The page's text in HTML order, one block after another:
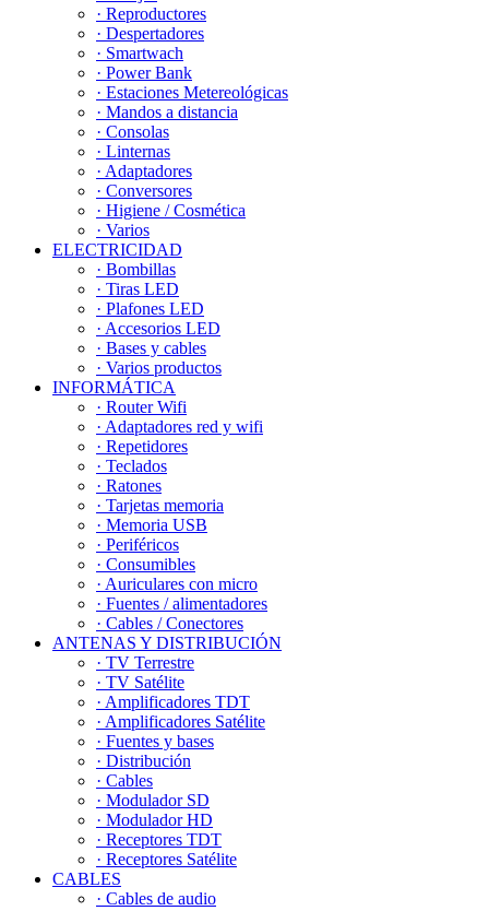
· Reproductores
· Despertadores
· Smartwach
· Power Bank
· Estaciones Metereológicas
· Mandos a distancia
· Consolas
· Linternas
· Adaptadores
· Conversores
· Higiene / Cosmética
· Varios
ELECTRICIDAD
· Bombillas
· Tiras LED
· Plafones LED
· Accesorios LED
· Bases y cables
· Varios productos
INFORMÁTICA
· Router Wifi
· Adaptadores red y wifi
· Repetidores
· Teclados
· Ratones
· Tarjetas memoria
· Memoria USB
· Periféricos
· Consumibles
· Auriculares con micro
· Fuentes / alimentadores
· Cables / Conectores
ANTENAS Y DISTRIBUCIÓN
· TV Terrestre
· TV Satélite
· Amplificadores TDT
· Amplificadores Satélite
· Fuentes y bases
· Distribución
· Cables
· Modulador SD
· Modulador HD
· Receptores TDT
· Receptores Satélite
CABLES
· Cables de audio